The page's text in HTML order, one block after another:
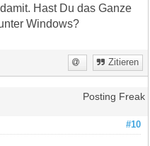
Hast Du das Ganze
Windows?
Zitieren
Posting Freak
#10